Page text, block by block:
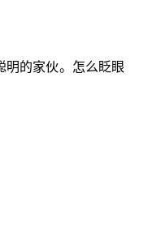
明的家伙。怎么眨眼